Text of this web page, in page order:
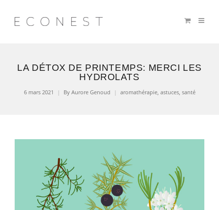
LA DÉTOX DE PRINTEMPS: MERCI LES
HYDROLATS
6 mars 2021 By Aurore Genoud aromathérapie, astuces, santé